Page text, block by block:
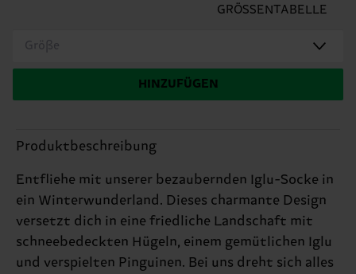
GRÖSSENTABELLE
Größe
HINZUFÜGEN
Produktbeschreibung
Entfliehe mit unserer bezaubernden Iglu-Socke in
ein Winterwunderland. Dieses charmante Design
versetzt dich in eine friedliche Landschaft mit
schneebedeckten Hügeln, einem gemütlichen Iglu
und verspielten Pinguinen. Bei uns dreht sich alles